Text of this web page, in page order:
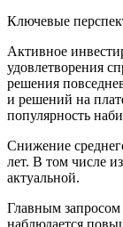
Ключевые
Активное
удовлетворения
решения
и решений на
популярность
Снижение
лет. В том числе
актуальной.
Главным запросом